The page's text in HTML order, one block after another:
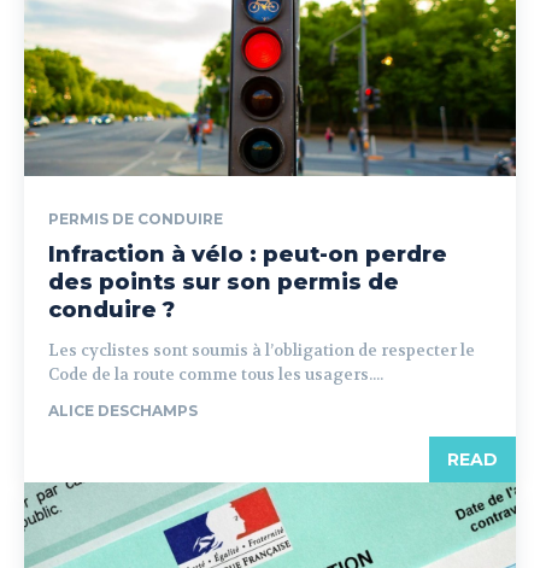
PERMIS DE CONDUIRE
Infraction à vélo : peut-on perdre
des points sur son permis de
conduire ?
Les cyclistes sont soumis à l’obligation de respecter le
Code de la route comme tous les usagers....
ALICE DESCHAMPS
READ